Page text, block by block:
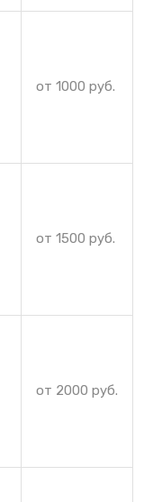
от 1000 руб.
от 1500 руб.
от 2000 руб.